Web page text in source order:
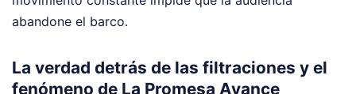
abandone el barco.
La verdad detrás de las filtraciones y el
fenómeno de La Promesa Avance